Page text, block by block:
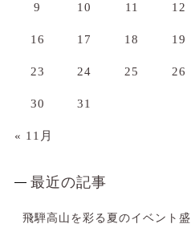
9 10 11 12
16 17 18 19
23 24 25 26
30 31
« 11月
最近の記事
飛騨高山を彩る夏のイベント